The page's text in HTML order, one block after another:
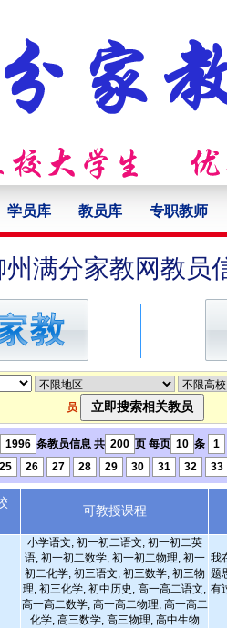
学员库 教员库 专职教师
州满分家教网教员
员
1996 条教员信息 共 200 页 每页 10 条 1
25 26 27 28 29 30 31 32 33
可教授课程
小学语文, 初一初二语文, 初一初二英
语, 初一初二数学, 初一初二物理, 初一
初二化学, 初三语文, 初三数学, 初三物
理, 初三化学, 初中历史, 高一高二语文,
高一高二数学, 高一高二物理, 高一高二
化学, 高三数学, 高三物理, 高中生物
我
题
有